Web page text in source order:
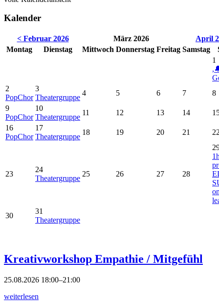
Kalender
< Februar 2026 März 2026
April
Montag
Dienstag Mittwoch Donnerstag Freitag Samstag
1
2
PopChor
3
Theatergruppe
4 5 6 7
8
9
PopChor
10
Theatergruppe
11 12 13 14
16
PopChor
17
Theatergruppe
18 19 20 21
23
24
Theatergruppe
25 26 27 28
30
31
Theatergruppe
Kreativworkshop Empathie / Mitgefühl
25.08.2026 18:00–21:00
weiterlesen